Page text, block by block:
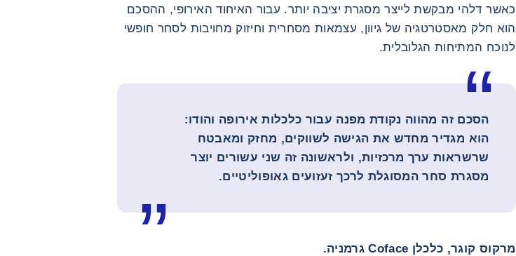
כאשר דלהי מבקשת לייצר מסגרת יציבה יותר. עבור האיחוד האירופי, ההסכם
הוא חלק מאסטרטגיה של גיוון, עצמאות מסחרית וחיזוק מחויבות לסחר חופשי
לנוכח המתיחות הגלובלית.
הסכם זה מהווה נקודת מפנה עבור כלכלות אירופה והודו:
הוא מגדיר מחדש את הגישה לשווקים, מחזק ומאבטח
שרשראות ערך מרכזיות, ולראשונה זה שני עשורים יוצר
מסגרת סחר המסוגלת לרכך זעזועים גאופוליטיים.
מרקוס קוגר, כלכלן Coface גרמניה.